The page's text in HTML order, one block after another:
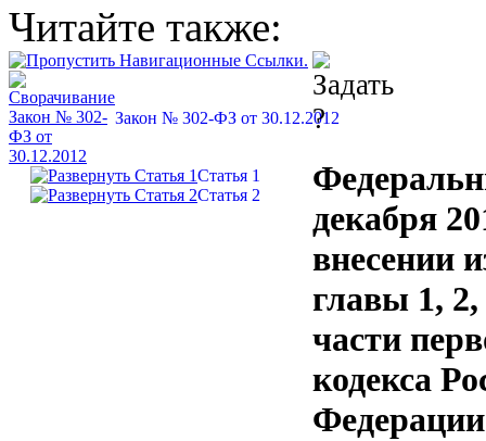
Читайте также:
Закон № 302-ФЗ от 30.12.2012
Статья 1
Статья 2
декабря
внесении
главы 1, 2,
части
кодекса